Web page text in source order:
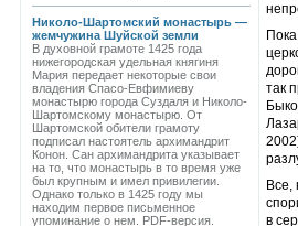
Николо-Шартомский монастырь —
жемчужина Шуйской земли
В духовной грамоте 1425 года
нижегородская удельная княгиня
Мария передает некоторые свои
владения Спасо-Евфимиеву
монастырю города Суздаля и Николо-
Шартомскому монастырю. От
Шартомской обители грамоту
подписал настоятель архимандрит
Конон. Сан архимандрита указывает
на то, что монастырь в то время уже
был крупным и имел привилегии.
Однако только в 1425 году мы
находим первое письменное
упоминание о нем. PDF-версия.
так
Все,
в